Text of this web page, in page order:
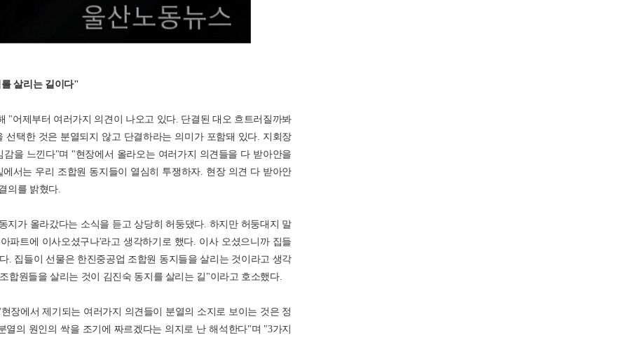
살리는 길이다"
"어제부터 여러가지 의견이 나오고 있다. 단결된 대오 흐트러질까봐
선택한 것은 분열되지 않고 단결하라는 의미가 포함돼 있다. 지회장
을 느낀다"며 "현장에서 올라오는 여러가지 의견들을 다 받아안을
서는 우리 조합원 동지들이 열심히 투쟁하자. 현장 의견 다 받아안
의를 밝혔다.
지가 올라갔다는 소식을 듣고 상당히 허둥댔다. 하지만 허둥대지 말
파트에 이사오셨구나'라고 생각하기로 했다. 이사 오셨으니까 집들
. 집들이 선물은 한진중공업 조합원 동지들을 살리는 것이라고 생각
합원들을 살리는 것이 김진숙 동지를 살리는 길"이라고 호소했다.
장에서 제기되는 여러가지 의견들이 분열의 소지로 보이는 것은 정
의 원인의 싹을 조기에 짜르겠다는 의지로 난 해석한다"며 "3가지